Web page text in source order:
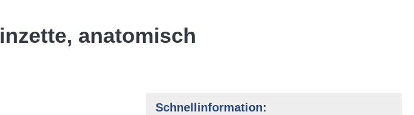
anatomisch
Schnellinformation: